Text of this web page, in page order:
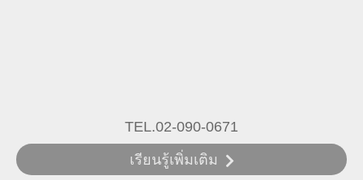
TEL.02-090-0671
เรียนรู้เพิ่มเติม